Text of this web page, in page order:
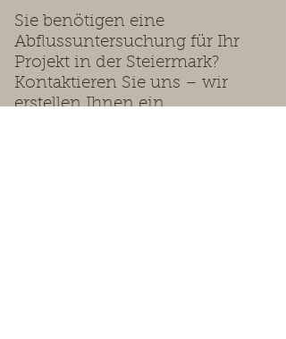
Sie benötigen eine
Abflussuntersuchung für Ihr
Projekt in der Steiermark?
Kontaktieren Sie uns – wir
erstellen Ihnen ein